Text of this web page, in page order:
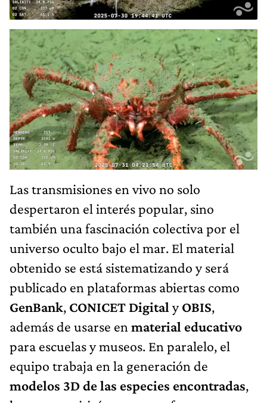
Las transmisiones en vivo no solo
despertaron el interés popular, sino
también una fascinación colectiva por el
universo oculto bajo el mar. El material
obtenido se está sistematizando y será
publicado en plataformas abiertas como
GenBank, CONICET Digital yOBIS,
además de usarse en material educativo
para escuelas y museos. En paralelo, el
equipo trabaja en la generación de
modelos 3D de las especies encontradas,